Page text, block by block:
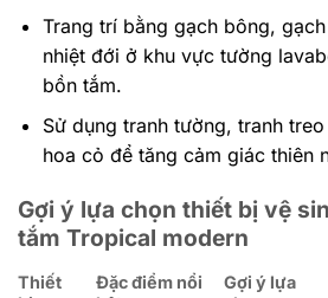
Trang trí bằng gạch bông,
nhiệt đới ở khu vực tường
bồn tắm.
Sử dụng tranh tường, tranh
hoa cỏ để tăng cảm giác thiên
Gợi ý lựa chọn thiết bị vệ
tắm Tropical modern
Thiết
Đặc điểm nổi
Gợi ý lựa